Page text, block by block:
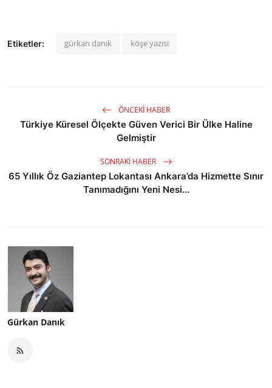
Etiketler: gürkan danık köşe yazısı
ÖNCEKI HABER
Türkiye Küresel Ölçekte Güven Verici Bir Ülke Haline
Gelmiştir
SONRAKI HABER
65 Yıllık Öz Gaziantep Lokantası Ankara’da Hizmette Sınır
Tanımadığını Yeni Nesi...
Gürkan Danık